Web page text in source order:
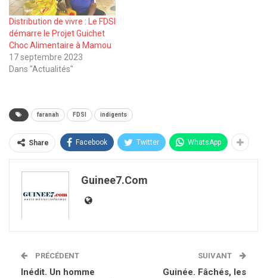
Distribution de vivre : Le FDSI
démarre le Projet Guichet
Choc Alimentaire à Mamou
17 septembre 2023
Dans "Actualités"
faranah FDSI indigents
Share Facebook Twitter WhatsApp
Guinee7.com
PRÉCÉDENT
Inédit. Un homme
SUIVANT
Guinée. Fâchés, les